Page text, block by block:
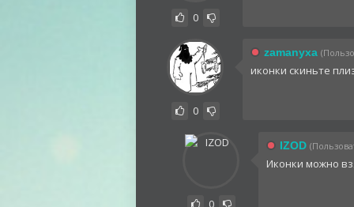
0
0
zamanyxa
иконки скиньте
0
IZOD
Иконки можно